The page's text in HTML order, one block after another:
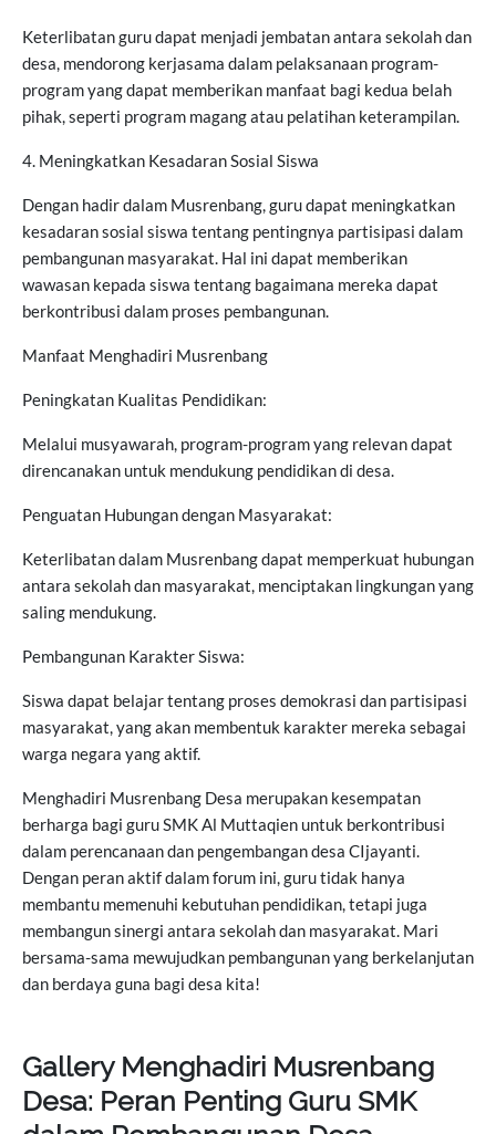
Keterlibatan guru dapat menjadi jembatan antara sekolah dan
desa, mendorong kerjasama dalam pelaksanaan program-
program yang dapat memberikan manfaat bagi kedua belah
pihak, seperti program magang atau pelatihan keterampilan.
4. Meningkatkan Kesadaran Sosial Siswa
Dengan hadir dalam Musrenbang, guru dapat meningkatkan
kesadaran sosial siswa tentang pentingnya partisipasi dalam
pembangunan masyarakat. Hal ini dapat memberikan
wawasan kepada siswa tentang bagaimana mereka dapat
berkontribusi dalam proses pembangunan.
Manfaat Menghadiri Musrenbang
Peningkatan Kualitas Pendidikan:
Melalui musyawarah, program-program yang relevan dapat
direncanakan untuk mendukung pendidikan di desa.
Penguatan Hubungan dengan Masyarakat:
Keterlibatan dalam Musrenbang dapat memperkuat hubungan
antara sekolah dan masyarakat, menciptakan lingkungan yang
saling mendukung.
Pembangunan Karakter Siswa:
Siswa dapat belajar tentang proses demokrasi dan partisipasi
masyarakat, yang akan membentuk karakter mereka sebagai
warga negara yang aktif.
Menghadiri Musrenbang Desa merupakan kesempatan
berharga bagi guru SMK Al Muttaqien untuk berkontribusi
dalam perencanaan dan pengembangan desa CIjayanti.
Dengan peran aktif dalam forum ini, guru tidak hanya
membantu memenuhi kebutuhan pendidikan, tetapi juga
membangun sinergi antara sekolah dan masyarakat. Mari
bersama-sama mewujudkan pembangunan yang berkelanjutan
dan berdaya guna bagi desa kita!
Gallery Menghadiri Musrenbang
Desa: Peran Penting Guru SMK